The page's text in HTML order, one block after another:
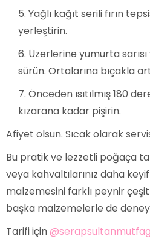
Yağlı kağıt serili fırın
yerleştirin.
Üzerlerine yumurta sarısı
sürün. Ortalarına bıçakla
Önceden ısıtılmış 180
kızarana kadar pişirin.
Afiyet olsun. Sıcak olarak
Bu pratik ve lezzetli poğaça
veya kahvaltılarınız daha
malzemesini farklı peynir
başka malzemelerle de
Tarifi için